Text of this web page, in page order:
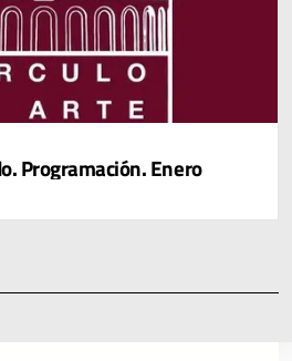
Programación. Enero